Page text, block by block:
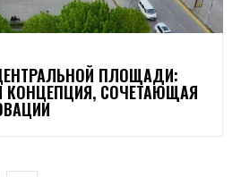
ПЛОЩАДИ:
СОЧЕТАЮЩАЯ